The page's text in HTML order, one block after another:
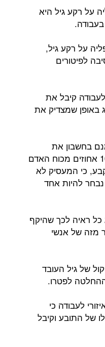
על רקע גיל היא
בעבודה.
על רקע גיל,
לפיטורים
קיבל את
באופן שמצדיק את
בחשבון את
העובדה שהחברה נאלצה לפטר 10 אחוזים מכוח האדם
כי המעסיק לא
להיות אחד
כל ראיה לכך שהיקף
מזה של אנשי
של גיל העובד
לפטרו.
לעבודה כי
של התובע וקיבל